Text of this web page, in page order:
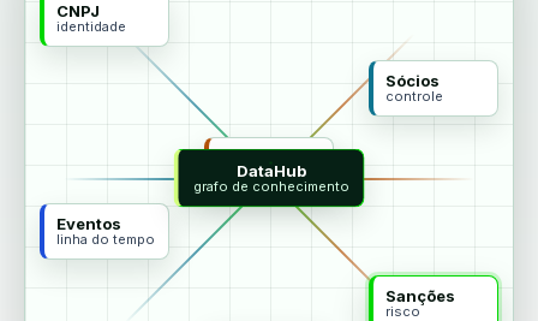
CNPJ
identidade
Sócios
controle
Eventos
linha do tempo
Sanções
risco
agentes
DataHub
grafo de conhecimento